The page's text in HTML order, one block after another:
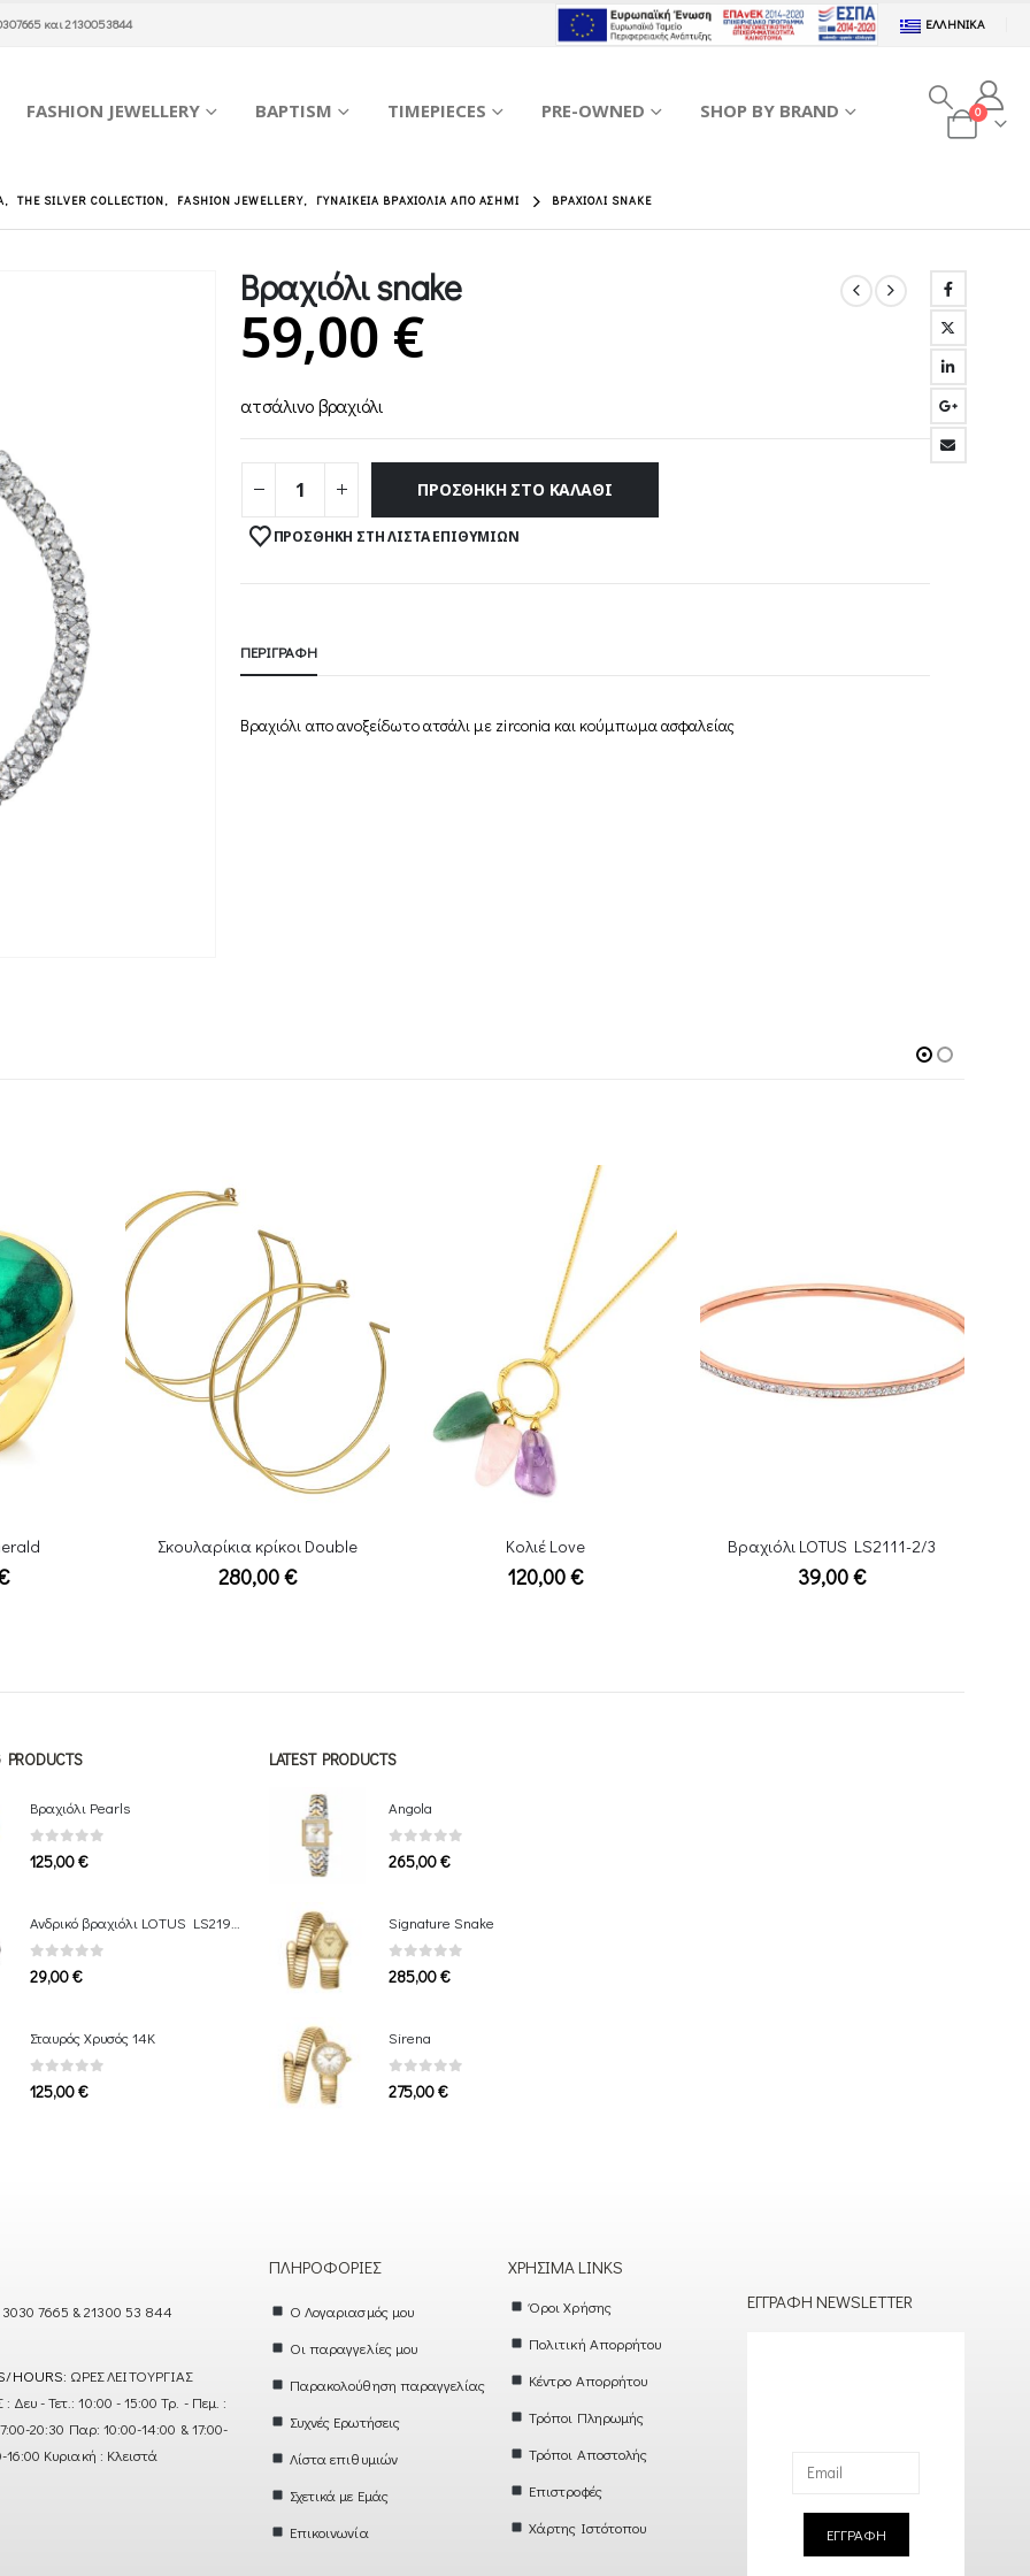
και 2130053844 ΕΛΛΗΝΙΚΆ
FASHION JEWELLERY BAPTISM TIMEPIECES PRE-OWNED SHOP BY BRAND 0
, THE SILVER COLLECTION, FASHION JEWELLERY, ΓΥΝΑΙΚΕΊΑ ΒΡΑΧΙΌΛΙΑ ΑΠΌ ΑΣΉΜΙ ΒΡΑΧΙΌΛΙ SNAKE
Βραχιόλι snake
59,00 €
ατσάλινο βραχιόλι
ΠΡΟΣΘΉΚΗ ΣΤΟ ΚΑΛΆΘΙ
ΠΡΟΣΘΉΚΗ ΣΤΗ ΛΊΣΤΑ ΕΠΙΘΥΜΙΏΝ
ΠΕΡΙΓΡΑΦΉ
Βραχιόλι απο ανοξείδωτο ατσάλι με zirconia και κούμπωμα ασφαλείας
κρίκοι Double Κολιέ Love
120,00
Βραχιόλι LOTUS LS2111-2/3
39,00
Σκουλαρίκια Snake
145,00
PRODUCTS
Βραχιόλι Pearls
0out of 5
125,00€
0out of 5
29,00€
Σταυρός Χρυσός 14Κ
0out of 5
125,00€
LATEST PRODUCTS
Angola
0 out of 5
265,00€
Signature Snake
0out of 5
285,00€
Sirena
0out of 5
275,00€
3030 7665 & 21300 53 844
HOURS: ΩΡΕΣ ΛΕΙΤΟΥΡΓΙΑΣ
- Τετ.: 10:00 - 15:00 Τρ. - Πεμ. :
20:30 Παρ: 10:00-14:00 & 17:00-
Κυριακή : Κλειστά
ΠΛΗΡΟΦΟΡΊΕΣ
Ο Λογαριασμός μου
Οι παραγγελίες μου
Παρακολούθηση παραγγελίας
Συχνές Ερωτήσεις
Λίστα επιθυμιών
Σχετικά με Εμάς
Επικοινωνία
ΧΡΉΣΙΜΑ LINKS
Όροι Χρήσης
Πολιτική Απορρήτου
Κέντρο Απορρήτου
Τρόποι Πληρωμής
Τρόποι Αποστολής
Επιστροφές
Χάρτης Ιστότοπου
ΕΓΓΡΑΦΉ NEWSLETTER
ΕΓΓΡΑΦΗ